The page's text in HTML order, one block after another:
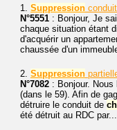
1. Suppression
N°5551 : Bonjour, Je
chaque situation étant
d'acquérir un
chaussée d'un
2. Suppression
N°7082 : Bonjour.
(dans le 59). Afin de
détruire le conduit de
été détruit au RDC par...